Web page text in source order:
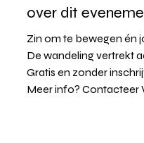
over dit
Zin om te bewegen én
De wandeling vertrekt
Gratis en zonder
Meer info? Contacteer